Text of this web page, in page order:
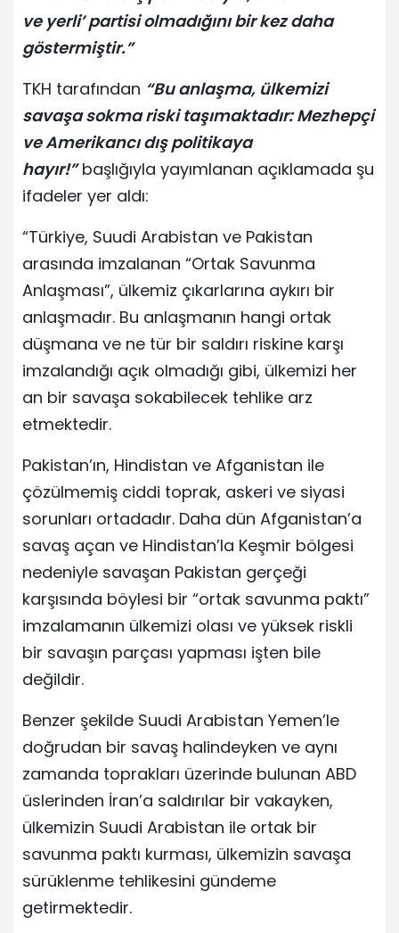
ve yerli’ partisi olmadığını bir kez daha
göstermiştir.”
TKH tarafından “Bu anlaşma, ülkemizi
savaşa sokma riski taşımaktadır: Mezhepçi
ve Amerikancı dış politikaya
hayır!”başlığıyla yayımlanan açıklamada şu
ifadeler yer aldı:
“Türkiye, Suudi Arabistan ve Pakistan
arasında imzalanan “Ortak Savunma
Anlaşması”, ülkemiz çıkarlarına aykırı bir
anlaşmadır. Bu anlaşmanın hangi ortak
düşmana ve ne tür bir saldırı riskine karşı
imzalandığı açık olmadığı gibi, ülkemizi her
an bir savaşa sokabilecek tehlike arz
etmektedir.
Pakistan’ın, Hindistan ve Afganistan ile
çözülmemiş ciddi toprak, askeri ve siyasi
sorunları ortadadır. Daha dün Afganistan’a
savaş açan ve Hindistan’la Keşmir bölgesi
nedeniyle savaşan Pakistan gerçeği
karşısında böylesi bir “ortak savunma paktı”
imzalamanın ülkemizi olası ve yüksek riskli
bir savaşın parçası yapması işten bile
değildir.
Benzer şekilde Suudi Arabistan Yemen’le
doğrudan bir savaş halindeyken ve aynı
zamanda toprakları üzerinde bulunan ABD
üslerinden İran’a saldırılar bir vakayken,
ülkemizin Suudi Arabistan ile ortak bir
savunma paktı kurması, ülkemizin savaşa
sürüklenme tehlikesini gündeme
getirmektedir.